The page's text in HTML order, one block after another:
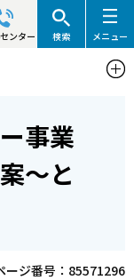
ンター 検索 メニュー
は
事業
～と
ージ番号：85571296